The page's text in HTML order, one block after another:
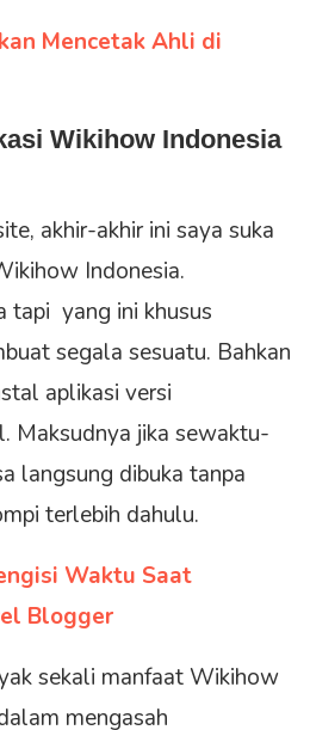
Mencetak Ahli di
Wikihow Indonesia
akhir-akhir ini saya suka
Indonesia.
tapi yang ini khusus
segala sesuatu. Bahkan
aplikasi versi
Maksudnya jika sewaktu-
langsung dibuka tanpa
terlebih dahulu.
Waktu Saat
Blogger
sekali manfaat Wikihow
mengasah